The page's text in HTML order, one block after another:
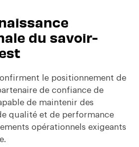
du savoir-
le positionnement de
de confiance de
de maintenir des
qualité et de performance
opérationnels exigeants